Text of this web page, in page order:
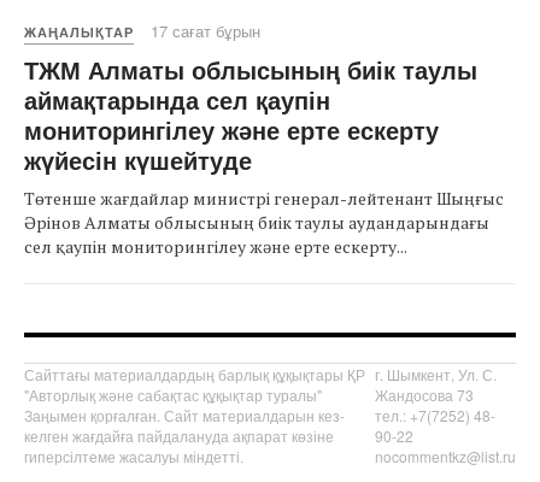
ЖАҢАЛЫҚТАР 17 сағат бұрын
ТЖМ Алматы облысының биік таулы
аймақтарында сел қаупін
мониторингілеу және ерте ескерту
жүйесін күшейтуде
Төтенше жағдайлар министрі генерал-лейтенант Шыңғыс
Әрінов Алматы облысының биік таулы аудандарындағы
сел қаупін мониторингілеу және ерте ескерту...
Сайттағы материалдардың барлық құқықтары ҚР
"Авторлық және сабақтас құқықтар туралы"
Заңымен қорғалған. Сайт материалдарын кез-
келген жағдайға пайдалануда ақпарат көзіне
гиперсілтеме жасалуы міндетті.
г. Шымкент, Ул. С.
Жандосова 73
тел.: +7(7252) 48-
90-22
nocommentkz@list.ru